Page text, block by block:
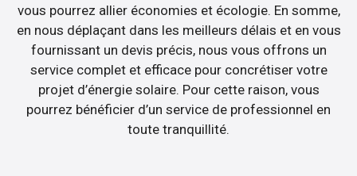
vous pourrez allier économies et écologie. En somme,
en nous déplaçant dans les meilleurs délais et en vous
fournissant un devis précis, nous vous offrons un
service complet et efficace pour concrétiser votre
projet d’énergie solaire. Pour cette raison, vous
pourrez bénéficier d’un service de professionnel en
toute tranquillité.